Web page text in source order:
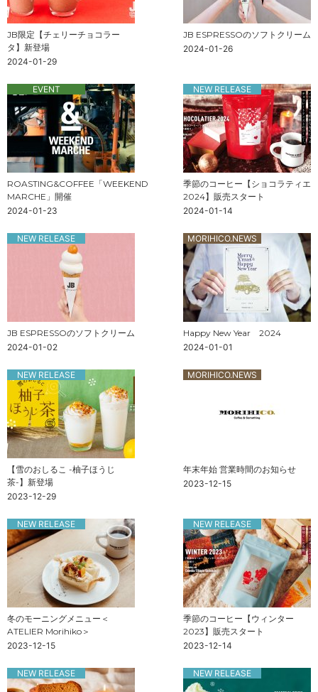
JB限定【チェリーチョコラー
タ】新登場
2024-01-29
JB ESPRESSOのソフトクリーム
2024-01-26
EVENT
ROASTING&COFFEE「WEEKEND
MARCHE」開催
2024-01-23
NEW RELEASE
季節のコーヒー【ショコラティエ
2024】販売スタート
2024-01-14
NEW RELEASE
JB ESPRESSOのソフトクリーム
2024-01-02
MORIHICO.NEWS
Happy New Year 2024
2024-01-01
NEW RELEASE
【雪のおしるこ -柚子ほうじ
茶-】新登場
2023-12-29
MORIHICO.NEWS
年末年始 営業時間のお知らせ
2023-12-15
NEW RELEASE
冬のモーニングメニュー＜
ATELIER Morihiko＞
2023-12-15
NEW RELEASE
季節のコーヒー【ウィンター
2023】販売スタート
2023-12-14
NEW RELEASE NEW RELEASE